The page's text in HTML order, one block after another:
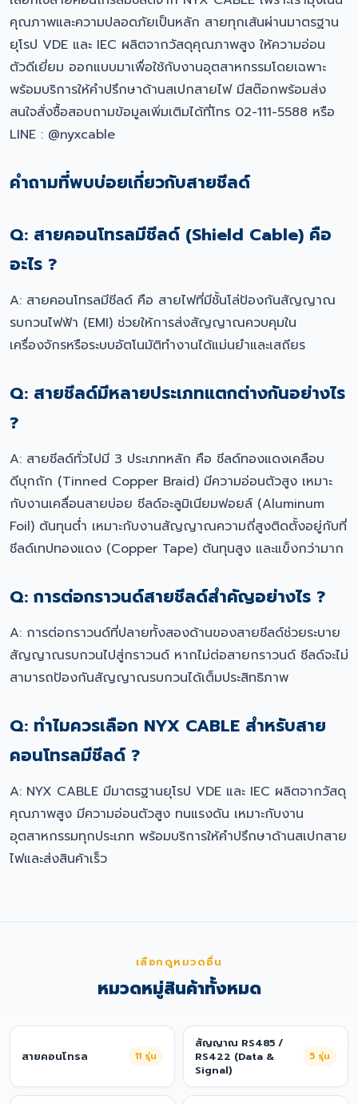
คุณภาพและความปลอดภัยเป็นหลัก สายทุกเส้นผ่านมาตรฐาน
ยุโรป VDE และ IEC ผลิตจากวัสดุคุณภาพสูง ให้ความอ่อน
ตัวดีเยี่ยม ออกแบบมาเพื่อใช้กับงานอุตสาหกรรมโดยเฉพาะ
พร้อมบริการให้คำปรึกษาด้านสเปกสายไฟ มีสต๊อกพร้อมส่ง
สนใจสั่งซื้อสอบถามข้อมูลเพิ่มเติมได้ที่โทร 02-111-5588 หรือ
LINE : @nyxcable
คำถามที่พบบ่อยเกี่ยวกับสายชีลด์
Q: สายคอนโทรลมีชีลด์ (Shield Cable) คือ
อะไร ?
A: สายคอนโทรลมีชีลด์ คือ สายไฟที่มีชั้นโล่ป้องกันสัญญาณ
รบกวนไฟฟ้า (EMI) ช่วยให้การส่งสัญญาณควบคุมใน
เครื่องจักรหรือระบบอัตโนมัติทำงานได้แม่นยำและเสถียร
Q: สายชีลด์มีหลายประเภทแตกต่างกันอย่างไร
?
A: สายชีลด์ทั่วไปมี 3 ประเภทหลัก คือ ชีลด์ทองแดงเคลือบ
ดีบุกถัก (Tinned Copper Braid) มีความอ่อนตัวสูง เหมาะ
กับงานเคลื่อนสายบ่อย ชีลด์อะลูมิเนียมฟอยล์ (Aluminum
Foil) ต้นทุนต่ำ เหมาะกับงานสัญญาณความถี่สูงติดตั้งอยู่กับที่
ชีลด์เทปทองแดง (Copper Tape) ต้นทุนสูง และแข็งกว่ามาก
Q: การต่อกราวนด์สายชีลด์สำคัญอย่างไร ?
A: การต่อกราวนด์ที่ปลายทั้งสองด้านของสายชีลด์ช่วยระบาย
สัญญาณรบกวนไปสู่กราวนด์ หากไม่ต่อสายกราวนด์ ชีลด์จะไม่
สามารถป้องกันสัญญาณรบกวนได้เต็มประสิทธิภาพ
Q: ทำไมควรเลือก NYX CABLE สำหรับสาย
คอนโทรลมีชีลด์ ?
A: NYX CABLE มีมาตรฐานยุโรป VDE และ IEC ผลิตจากวัสดุ
คุณภาพสูง มีความอ่อนตัวสูง ทนแรงดัน เหมาะกับงาน
อุตสาหกรรมทุกประเภท พร้อมบริการให้คำปรึกษาด้านสเปกสาย
ไฟและส่งสินค้าเร็ว
เลือกดูหมวดอื่น
หมวดหมู่สินค้าทั้งหมด
สายคอนโทรล 11 รุ่น
สัญญาณ RS485 /
RS422 (Data &
Signal)
5 รุ่น